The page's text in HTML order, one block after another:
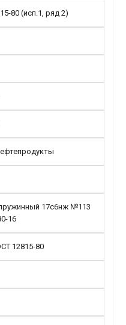
80 (исп.1, ряд 2)
17с6нж №113
16
12815-80